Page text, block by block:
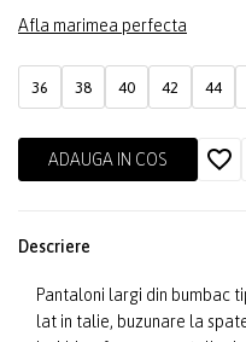
Afla marimea perfecta
36 38 40 42 44
ADAUGA IN COS
Descriere
Pantaloni largi din bumbac
lat in talie, buzunare la